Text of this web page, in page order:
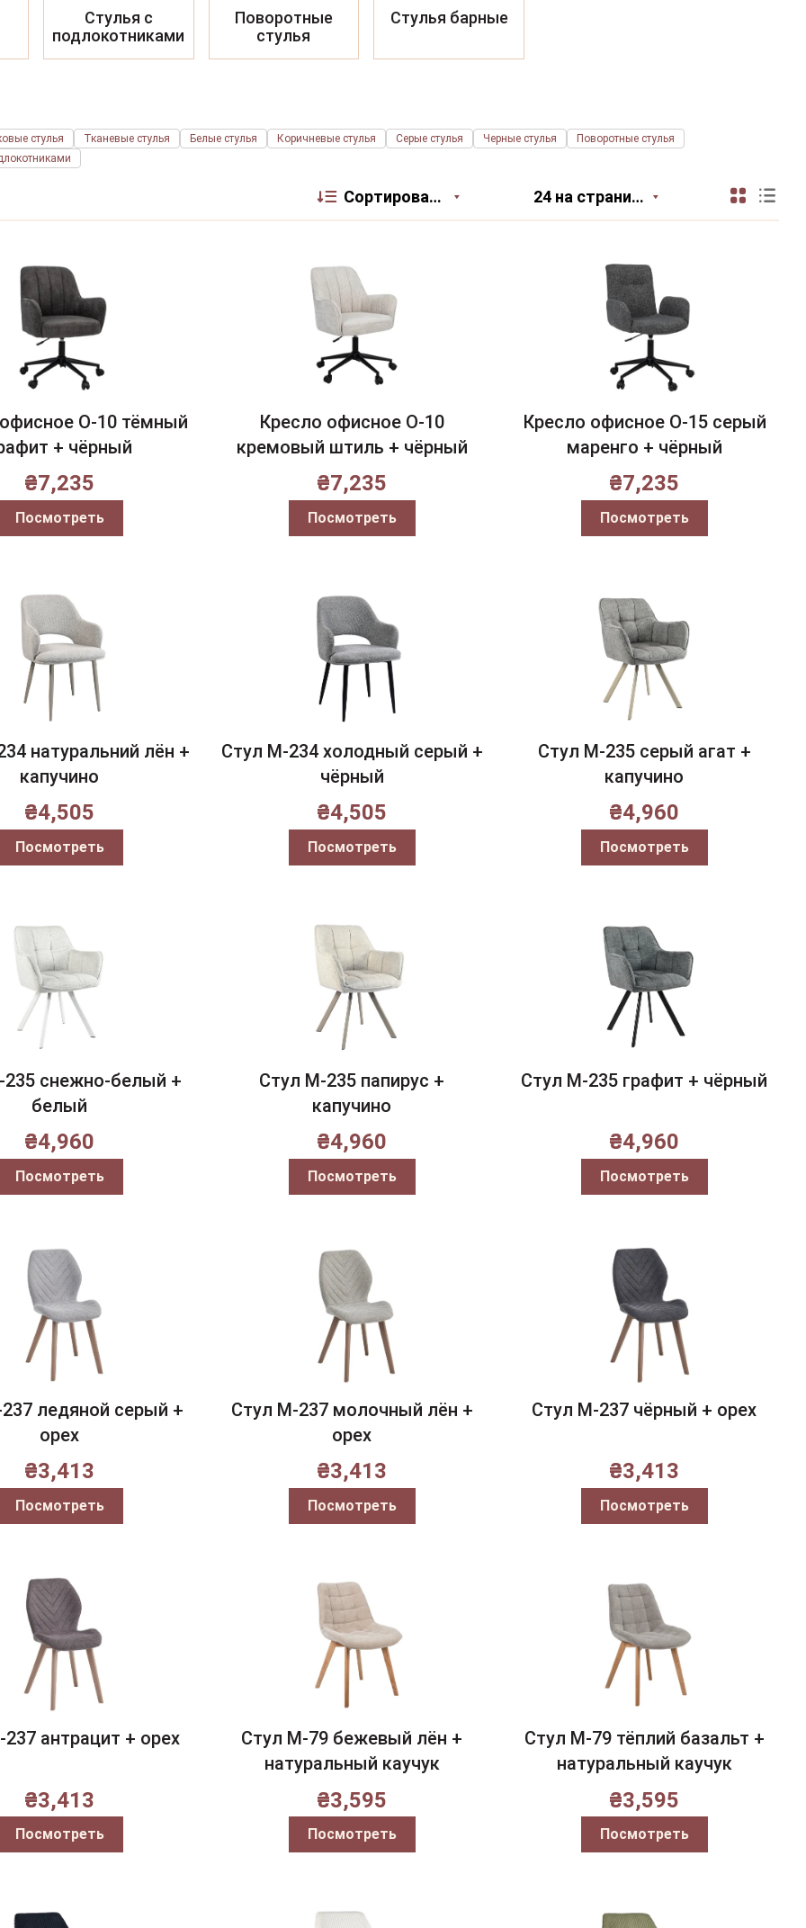
Стулья с
подлокотниками
Поворотные
стулья
Стулья барные
стулья Тканевые стулья Белые стулья Коричневые стулья Серые стулья Черные стулья
Поворотные стулья
Сортировать по 24 на страницу
O-10 тёмный
+ чёрный
₴7,235
Посмотреть
Кресло офисное O-10
кремовый штиль + чёрный
₴7,235
Посмотреть
Кресло офисное O-15 серый
маренго + чёрный
₴7,235
Посмотреть
натуральний лён +
капучино
₴4,505
Посмотреть
Стул M-234 холодный серый +
чёрный
₴4,505
Посмотреть
Стул M-235 серый агат +
капучино
₴4,960
Посмотреть
235 снежно-белый +
белый
₴4,960
Посмотреть
Стул M-235 папирус +
капучино
₴4,960
Посмотреть
Стул M-235 графит + чёрный
₴4,960
Посмотреть
ледяной серый +
орех
₴3,413
Посмотреть
Стул M-237 молочный лён +
орех
₴3,413
Посмотреть
Стул M-237 чёрный + орех
₴3,413
Посмотреть
237 антрацит + орех
₴3,413
Посмотреть
Стул M-79 бежевый лён +
натуральный каучук
₴3,595
Посмотреть
Стул M-79 тёплий базальт +
натуральный каучук
₴3,595
Посмотреть